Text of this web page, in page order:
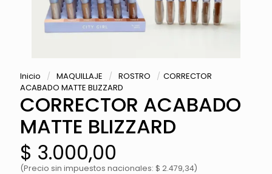
Inicio / MAQUILLAJE / ROSTRO / CORRECTOR
ACABADO MATTE BLIZZARD
CORRECTOR ACABADO
MATTE BLIZZARD
$ 3.000,00
(Precio sin impuestos nacionales: $ 2.479,34)